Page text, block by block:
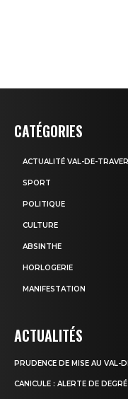
CATÉGORIES
ACTUALITÉ VAL-DE-
SPORT
POLITIQUE
CULTURE
ABSINTHE
HORLOGERIE
MANIFESTATION
ACTUALITÉS
PRUDENCE DE MISE AU VAL-
CANICULE : ALERTE DE